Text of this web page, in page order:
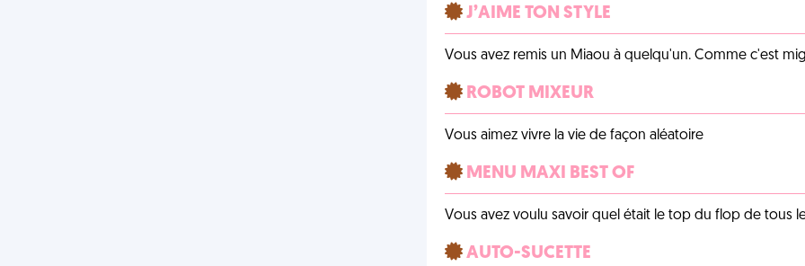
J’AIME TON STYLE
Vous avez remis un Miaou à quelqu'un. Comme c'est
ROBOT MIXEUR
Vous aimez vivre la vie de façon aléatoire
MENU MAXI BEST OF
Vous avez voulu savoir quel était le top du flop de tous
AUTO-SUCETTE